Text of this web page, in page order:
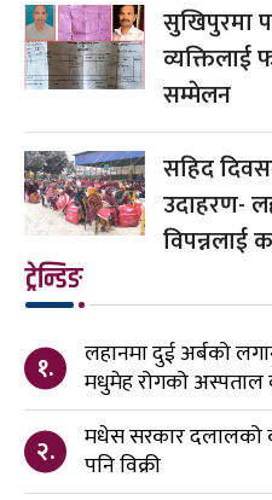
सुखिपुरमा
व्यक्तिलाई
सम्मेलन
सहिद
उदाहरण-
विपन्नलाई
ट्रेन्डिङ
१.
लहानमा दुई अर्बको
मधुमेह रोगको अस्पताल
२.
मधेस सरकार दलालको
पनि विक्री